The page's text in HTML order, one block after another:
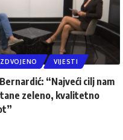
VIJESTI
“Najveći cilj nam
zeleno, kvalitetno